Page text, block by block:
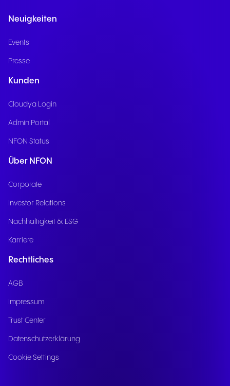
Neuigkeiten
Events
Presse
Kunden
Cloudya Login
Admin Portal
NFON Status
Über NFON
Corporate
Investor Relations
Nachhaltigkeit & ESG
Karriere
Rechtliches
AGB
Impressum
Trust Center
Datenschutzerklärung
Cookie Settings